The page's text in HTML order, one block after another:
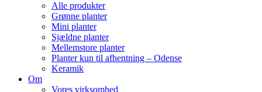
Alle produkter
Grønne planter
Mini planter
Sjældne planter
Mellemstore planter
Planter kun til afhentning – Odense
Keramik
Om
Vores virksomhed